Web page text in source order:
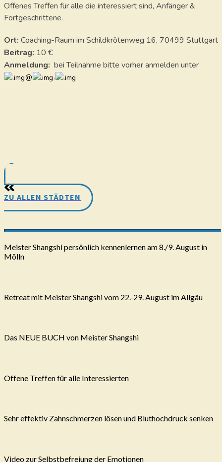
Offenes Treffen für alle die interessiert sind, Anfänger &
Fortgeschrittene.
Ort: Coaching-Raum im Schildkrötenweg 16, 70499 Stuttgart
Beitrag: 10 €
Anmeldung: bei Teilnahme bitte vorher anmelden unter
@ .
ZU ALLEN STÄDTEN
Meister Shangshi persönlich kennenlernen am 8./9. August in
Mölln
Retreat mit Meister Shangshi vom 22.-29. August im Allgäu
Das NEUE BUCH von Meister Shangshi
Offene Treffen für alle Interessierten
Sehr effektiv Zahnschmerzen lösen und Bluthochdruck senken
Video zur Selbstbefreiung der Emotionen